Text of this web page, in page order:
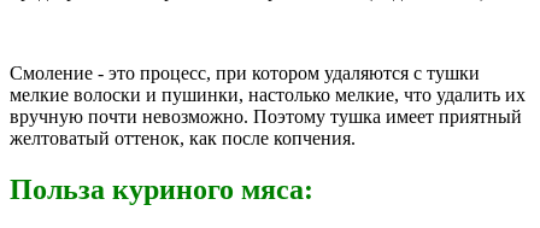
Смоление - это процесс, при котором удаляются с тушки
мелкие волоски и пушинки, настолько мелкие, что удалить их
вручную почти невозможно. Поэтому тушка имеет приятный
желтоватый оттенок, как после копчения.
Польза куриного мяса: